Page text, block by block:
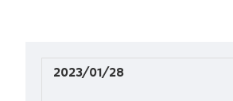
2023/01/28